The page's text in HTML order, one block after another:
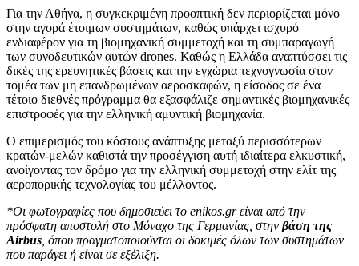
Για την Αθήνα, η συγκεκριμένη προοπτική δεν περιορίζεται μόνο
στην αγορά έτοιμων συστημάτων, καθώς υπάρχει ισχυρό
ενδιαφέρον για τη βιομηχανική συμμετοχή και τη συμπαραγωγή
των συνοδευτικών αυτών drones. Καθώς η Ελλάδα αναπτύσσει τις
δικές της ερευνητικές βάσεις και την εγχώρια τεχνογνωσία στον
τομέα των μη επανδρωμένων αεροσκαφών, η είσοδος σε ένα
τέτοιο διεθνές πρόγραμμα θα εξασφάλιζε σημαντικές βιομηχανικές
επιστροφές για την ελληνική αμυντική βιομηχανία.
Ο επιμερισμός του κόστους ανάπτυξης μεταξύ περισσότερων
κρατών-μελών καθιστά την προσέγγιση αυτή ιδιαίτερα ελκυστική,
ανοίγοντας τον δρόμο για την ελληνική συμμετοχή στην ελίτ της
αεροπορικής τεχνολογίας του μέλλοντος.
*Οι φωτογραφίες που δημοσιεύει το enikos.gr είναι από την
πρόσφατη αποστολή στο Μόναχο της Γερμανίας, στην βάση της
Airbus , όπου πραγματοποιούνται οι δοκιμές όλων των συστημάτων
που παράγει ή είναι σε εξέλιξη.